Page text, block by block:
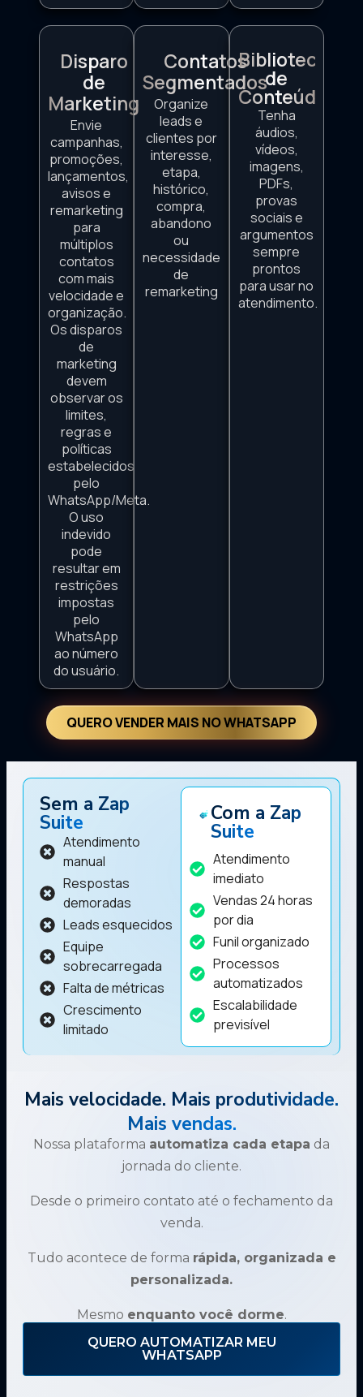
Disparo
de
Marketing
Envie
campanhas,
promoções,
lançamentos,
avisos e
remarketing
para
múltiplos
contatos
com mais
velocidade e
organização.
Os disparos
de
marketing
devem
observar os
limites,
regras e
políticas
estabelecidos
pelo
WhatsApp/Meta.
O uso
indevido
pode
resultar em
restrições
impostas
pelo
WhatsApp
ao número
do usuário.
Contatos
Segmentados
Organize
leads e
clientes por
interesse,
etapa,
histórico,
compra,
abandono
ou
necessidade
de
remarketing
Biblioteca
de
Conteúdos
Tenha
áudios,
vídeos,
imagens,
PDFs,
provas
sociais e
argumentos
sempre
prontos
para usar no
atendimento.
QUERO VENDER MAIS NO WHATSAPP
Com a Zap
Suite
Atendimento
imediato
Vendas 24 horas
por dia
Funil organizado
Processos
automatizados
Escalabilidade
previsível
Sem a Zap
Suite
Atendimento
manual
Respostas
demoradas
Leads esquecidos
Equipe
sobrecarregada
Falta de métricas
Crescimento
limitado
Mais velocidade. Mais produtividade.
Mais vendas.
Nossa plataforma automatiza cada etapa da
jornada do cliente.
Desde o primeiro contato até o fechamento da
venda.
Tudo acontece de forma rápida, organizada e
personalizada.
Mesmo enquanto você dorme.
QUERO AUTOMATIZAR MEU
WHATSAPP